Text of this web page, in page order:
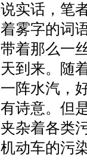
说实话，笔
着雾字的词
带着那么一
天到来。随
一阵水汽，
有诗意。但
夹杂着各类
机动车的污染